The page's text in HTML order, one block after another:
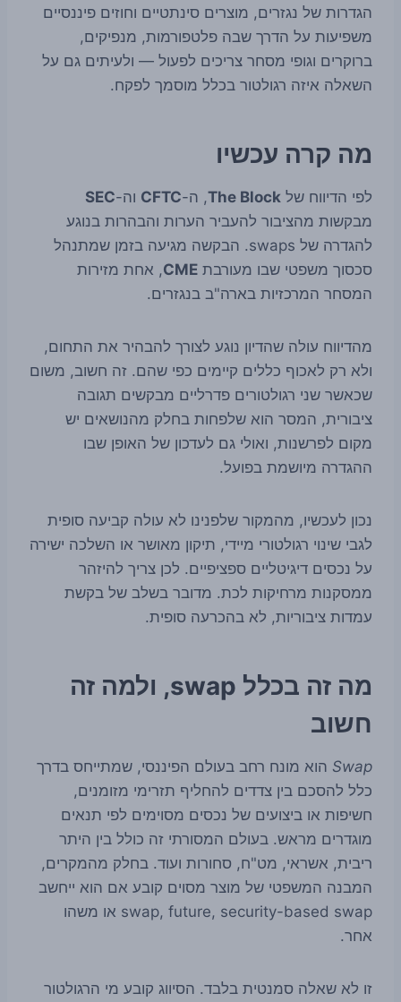
הגדרות של נגזרים, מוצרים סינתטיים וחוזים פיננסיים
משפיעות על הדרך שבה פלטפורמות, מנפיקים,
ברוקרים וגופי מסחר צריכים לפעול — ולעיתים גם על
השאלה איזה רגולטור בכלל מוסמך לפקח.
מה קרה עכשיו
לפי הדיווח של The Block, ה-CFTC וה-SEC
מבקשות מהציבור להעביר הערות והבהרות בנוגע
להגדרה של swaps. הבקשה מגיעה בזמן שמתנהל
סכסוך משפטי שבו מעורבת CME, אחת מזירות
המסחר המרכזיות בארה"ב בנגזרים.
מהדיווח עולה שהדיון נוגע לצורך להבהיר את התחום,
ולא רק לאכוף כללים קיימים כפי שהם. זה חשוב, משום
שכאשר שני רגולטורים פדרליים מבקשים תגובה
ציבורית, המסר הוא שלפחות בחלק מהנושאים יש
מקום לפרשנות, ואולי גם לעדכון של האופן שבו
ההגדרה מיושמת בפועל.
נכון לעכשיו, מהמקור שלפנינו לא עולה קביעה סופית
לגבי שינוי רגולטורי מיידי, תיקון מאושר או השלכה ישירה
על נכסים דיגיטליים ספציפיים. לכן צריך להיזהר
ממסקנות מרחיקות לכת. מדובר בשלב של בקשת
עמדות ציבוריות, לא בהכרעה סופית.
מה זה בכלל swap, ולמה זה
חשוב
Swap הוא מונח רחב בעולם הפיננסי, שמתייחס בדרך
כלל להסכם בין צדדים להחליף תזרימי מזומנים,
חשיפות או ביצועים של נכסים מסוימים לפי תנאים
מוגדרים מראש. בעולם המסורתי זה כולל בין היתר
ריבית, אשראי, מט"ח, סחורות ועוד. בחלק מהמקרים,
המבנה המשפטי של מוצר מסוים קובע אם הוא ייחשב
swap, future, security-based swap או משהו
אחר.
זו לא שאלה סמנטית בלבד. הסיווג קובע מי הרגולטור